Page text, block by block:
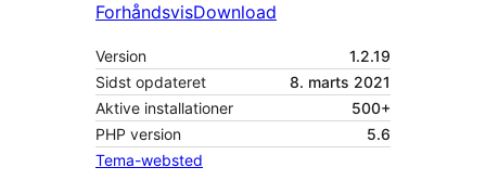
ForhåndsvisDownload
Version
1.2.19
Sidst opdateret
8. marts 2021
Aktive installationer
500+
PHP version
5.6
Tema-websted